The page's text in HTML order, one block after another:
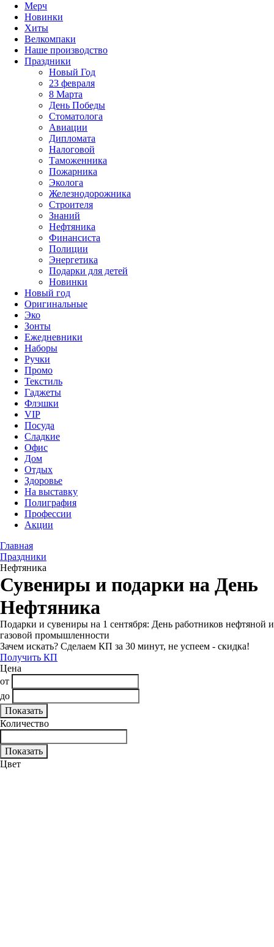
Мерч
Новинки
Хиты
Велкомпаки
Наше производство
Праздники
Новый Год
23 февраля
8 Марта
День Победы
Cтоматолога
Авиации
Дипломата
Налоговой
Таможенника
Пожарника
Эколога
Железнодорожника
Строителя
Знаний
Нефтяника
Финансиста
Полиции
Энергетика
Подарки для детей
Новинки
Новый год
Оригинальные
Эко
Зонты
Ежедневники
Наборы
Ручки
Промо
Текстиль
Гаджеты
Флэшки
VIP
Посуда
Сладкие
Офис
Дом
Отдых
Здоровье
На выставку
Полиграфия
Профессии
Акции
Главная
Праздники
Нефтяника
Сувениры и подарки на День
Нефтяника
Подарки и сувениры на 1 сентября: День работников нефтяной и
газовой промышленности
Зачем искать? Сделаем КП за 30 минут, не успеем - скидка!
Получить КП
Цена
от
до
Количество
Цвет